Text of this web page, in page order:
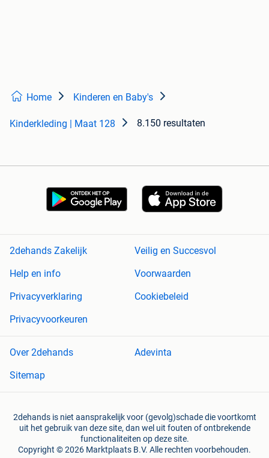
Home Kinderen en Baby's
Kinderkleding | Maat 128 8.150 resultaten
2dehands Zakelijk
Veilig en Succesvol
Help en info
Voorwaarden
Privacyverklaring
Cookiebeleid
Privacyvoorkeuren
Over 2dehands
Adevinta
Sitemap
2dehands is niet aansprakelijk voor (gevolg)schade die voortkomt
uit het gebruik van deze site, dan wel uit fouten of ontbrekende
functionaliteiten op deze site.
Copyright © 2026 Marktplaats B.V. Alle rechten voorbehouden.